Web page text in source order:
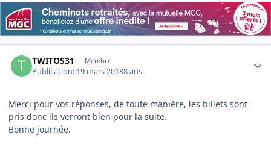
TWITOS31 Membre
Publication: 19 mars 20188 ans
Merci pour vos réponses, de toute manière, les billets sont
pris donc ils verront bien pour la suite.
Bonne journée.